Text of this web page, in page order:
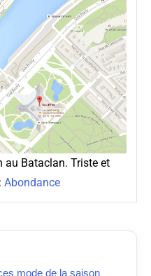
au Bataclan. Triste et
Abondance
mode de la saison